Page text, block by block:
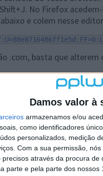
Damos valor à
armazenamos e/ou
como identificadores
personalizados, medição
Com a sua permissão,
através da procura
parte e pela parte dos
No Firefox
e colem nesse
.com, basta que alterem
de pesquisa da Google,
até que todos a